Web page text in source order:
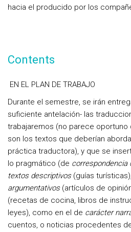
hacia el producido por los
Contents
EN EL PLAN DE TRABAJO
Durante el semestre, se irán
suficiente antelación- las
trabajaremos (no parece oportuno
son los textos que deberían
práctica traductora), y que se
lo pragmático (de correspondencia
textos descriptivos(guías turísticas),
argumentativos(artículos de
(recetas de cocina, libros de
leyes), como en el de carácter
cuentos, o noticias procedentes